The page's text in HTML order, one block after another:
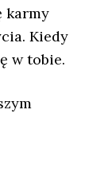
karmy
Kiedy
w tobie.